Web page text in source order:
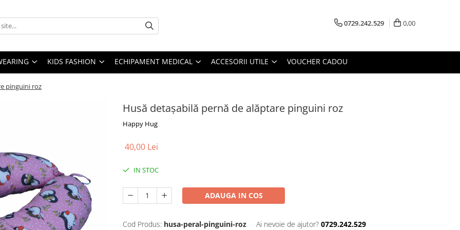
0729.242.529 0,00
KIDS FASHION ECHIPAMENT MEDICAL ACCESORII UTILE VOUCHER CADOU
pinguini roz
Husă detașabilă pernă de alăptare pinguini roz
Happy Hug
40,00 Lei
IN STOC
ADAUGA IN COS
Cod Produs: husa-peral-pinguini-roz Ai nevoie de ajutor? 0729.242.529